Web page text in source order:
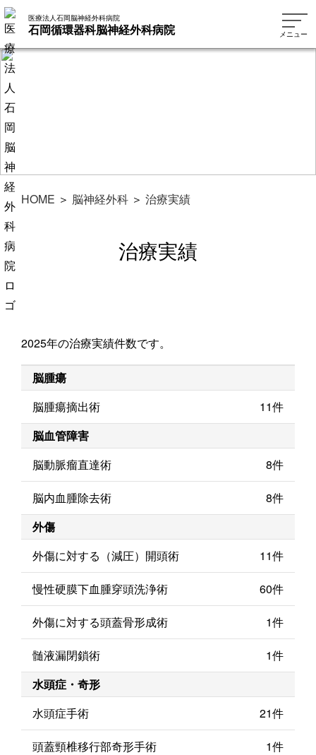
医療法人石岡脳神経外科病院
石岡循環器科脳神経外科病院 メニュー
HOME ＞ 脳神経外科 ＞ 治療実績
治療実績
2025年の治療実績件数です。
脳腫瘍
脳腫瘍摘出術
11件
脳血管障害
脳動脈瘤直達術
8件
脳内血腫除去術
8件
外傷
外傷に対する（減圧）開頭術
11件
慢性硬膜下血腫穿頭洗浄術 60件
外傷に対する頭蓋骨形成術 1件
髄液漏閉鎖術
1件
水頭症・奇形
水頭症手術
21件
頭蓋頸椎移行部奇形手術
1件